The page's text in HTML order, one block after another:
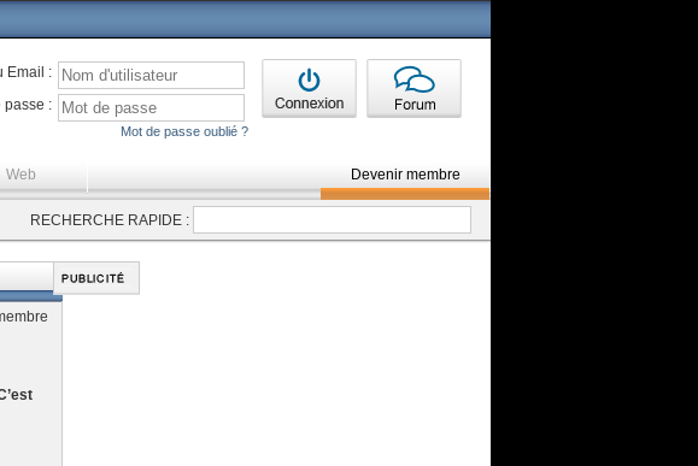
Email :
passe :
Mot de passe oublié ?
Web Devenir membre
RECHERCHE RAPIDE :